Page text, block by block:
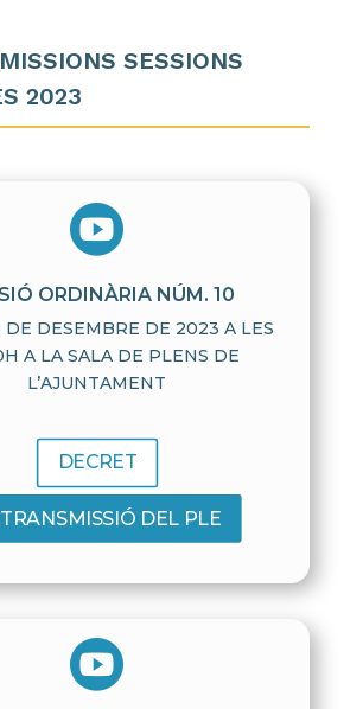
SESSIONS
2023

ORDINÀRIA NÚM. 10
DE DESEMBRE DE 2023 A LES
A LA SALA DE PLENS DE
L’AJUNTAMENT
DECRET
DEL PLE
